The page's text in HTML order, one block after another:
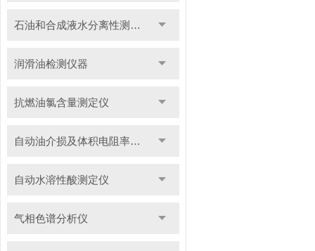
石油和合成液水分离性测定仪
润滑油检测仪器
抗燃油氯含量测定仪
自动油介损及体积电阻率测定仪
自动水溶性酸测定仪
气相色谱分析仪